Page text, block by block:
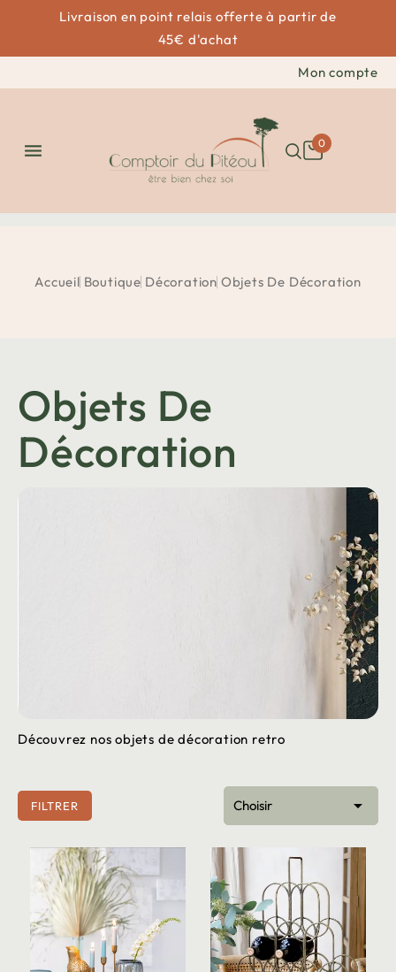
Livraison en point relais offerte à partir de
45€ d'achat
Mon compte
 0
Accueil Boutique Décoration Objets De Décoration
Objets De
Décoration
Découvrez nos objets de décoration retro
FILTRER Choisir 